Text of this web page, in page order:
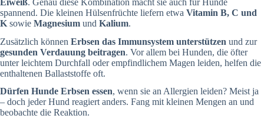
spannend. Die kleinen Hülsenfrüchte liefern etwa Vitamin B, C und
K sowie Magnesium und Kalium.
Zusätzlich können Erbsen das Immunsystem unterstützen und zur
gesunden Verdauung beitragen. Vor allem bei Hunden, die öfter
unter leichtem Durchfall oder empfindlichem Magen leiden, helfen die
enthaltenen Ballaststoffe oft.
Dürfen Hunde Erbsen essen, wenn sie an Allergien leiden? Meist ja
– doch jeder Hund reagiert anders. Fang mit kleinen Mengen an und
beobachte die Reaktion.